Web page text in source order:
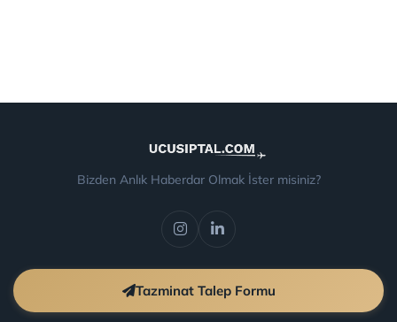
Bizden Anlık Haberdar Olmak İster misiniz?
Tazminat Talep Formu